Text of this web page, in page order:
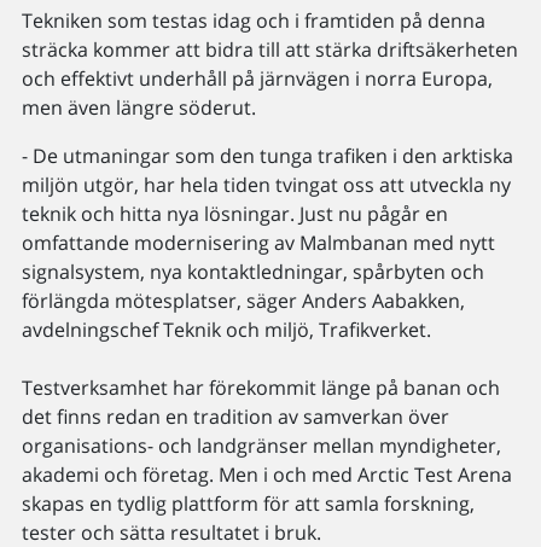
Tekniken som testas idag och i framtiden på denna
sträcka kommer att bidra till att stärka driftsäkerheten
och effektivt underhåll på järnvägen i norra Europa,
men även längre söderut.
- De utmaningar som den tunga trafiken i den arktiska
miljön utgör, har hela tiden tvingat oss att utveckla ny
teknik och hitta nya lösningar. Just nu pågår en
omfattande modernisering av Malmbanan med nytt
signalsystem, nya kontaktledningar, spårbyten och
förlängda mötesplatser, säger Anders Aabakken,
avdelningschef Teknik och miljö, Trafikverket.
Testverksamhet har förekommit länge på banan och
det finns redan en tradition av samverkan över
organisations- och landgränser mellan myndigheter,
akademi och företag. Men i och med Arctic Test Arena
skapas en tydlig plattform för att samla forskning,
tester och sätta resultatet i bruk.